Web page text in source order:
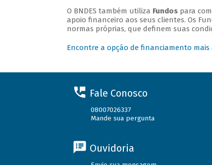
O BNDES também utiliza Fundospara
apoio financeiro aos seus clientes. Os
normas próprias, que definem suas
Encontre a opção de financiamento
Fale Conosco
08007026337
Mande sua pergunta
Ouvidoria